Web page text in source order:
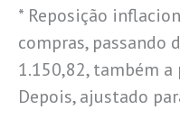
* Reposição
compras, passando
1.150,82, também
Depois, ajustado